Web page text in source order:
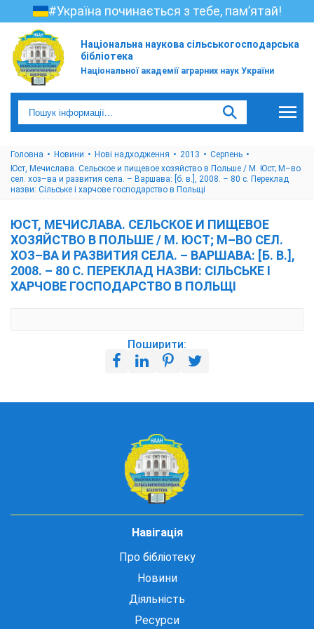
#Україна починається з тебе, пам’ятай!
Національна наукова сільськогосподарська
бібліотека
Національної академії аграрних наук України
Головна Новини Нові надходження 2013
Серпень
Юст, Мечислава. Сельское и пищевое хозяйство в Польше / М. Юст; М–во
сел. хоз–ва и развития села. – Варшава: [б. в.], 2008. – 80 с. Переклад
назви: Сільське і харчове господарство в Польщі
ЮСТ, МЕЧИСЛАВА. СЕЛЬСКОЕ И ПИЩЕВОЕ
ХОЗЯЙСТВО В ПОЛЬШЕ / М. ЮСТ; М–ВО СЕЛ.
ХОЗ–ВА И РАЗВИТИЯ СЕЛА. – ВАРШАВА: [Б. В.],
2008. – 80 С. ПЕРЕКЛАД НАЗВИ: СІЛЬСЬКЕ І
ХАРЧОВЕ ГОСПОДАРСТВО В ПОЛЬЩІ
Поширити:
Навігація
Про бібліотеку
Новини
Діяльність
Ресурси